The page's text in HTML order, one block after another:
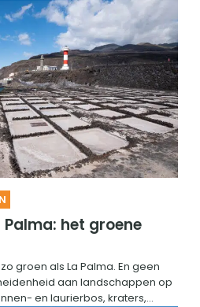
het groene
groen als La Palma. En geen
aan landschappen op
en laurierbos, kraters,...